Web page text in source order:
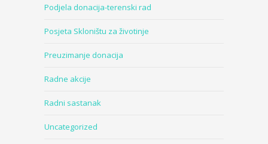
Podjela donacija-terenski rad
Posjeta Skloništu za životinje
Preuzimanje donacija
Radne akcije
Radni sastanak
Uncategorized